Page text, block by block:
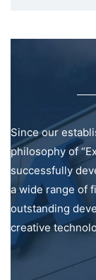
Since our
philosophy of
successfully
a wide range of
outstanding
creative